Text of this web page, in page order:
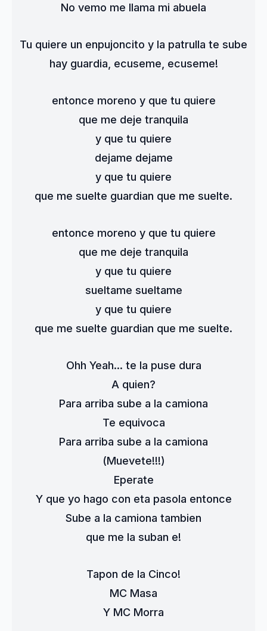
No vemo me llama mi abuela
Tu quiere un enpujoncito y la patrulla te sube
hay guardia, ecuseme, ecuseme!
entonce moreno y que tu quiere
que me deje tranquila
y que tu quiere
dejame dejame
y que tu quiere
que me suelte guardian que me suelte.
entonce moreno y que tu quiere
que me deje tranquila
y que tu quiere
sueltame sueltame
y que tu quiere
que me suelte guardian que me suelte.
Ohh Yeah... te la puse dura
A quien?
Para arriba sube a la camiona
Te equivoca
Para arriba sube a la camiona
(Muevete!!!)
Eperate
Y que yo hago con eta pasola entonce
Sube a la camiona tambien
que me la suban e!
Tapon de la Cinco!
MC Masa
Y MC Morra